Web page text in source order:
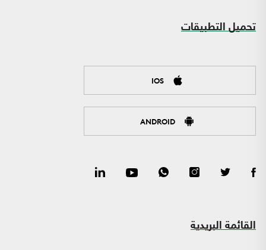
تحميل التطبيقات
IOS
ANDROID
القائمة البريدية